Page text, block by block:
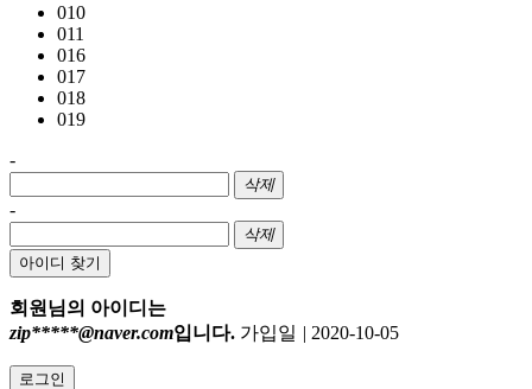
010
011
016
017
018
019
-
삭제
-
삭제
아이디 찾기
회원님의 아이디는
zip*****@naver.com입니다. 가입일 | 2020-10-05
로그인